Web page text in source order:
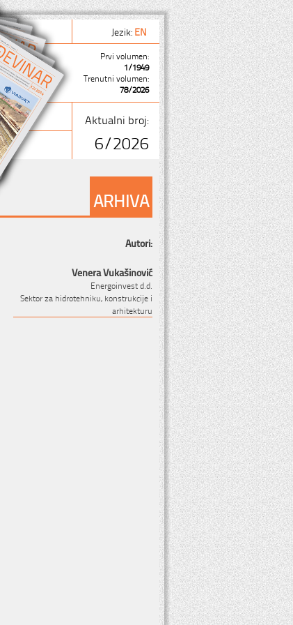
Jezik:EN
Prvi volumen:
1/1949
Trenutni volumen:
78/2026
Aktualni broj:
6/2026
ARHIVA
Autori:
Venera Vukašinović
Energoinvest d.d.
Sektor za hidrotehniku, konstrukcije i
arhitekturu